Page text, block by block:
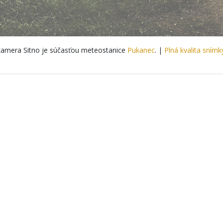
Sitno je súčasťou meteostanice Pukanec. | Plná kvalita